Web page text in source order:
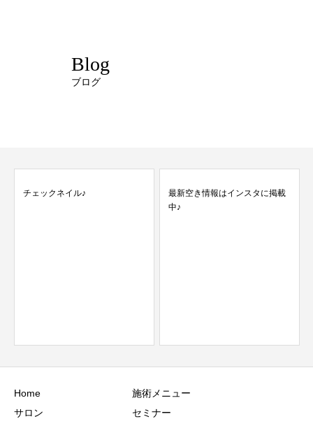
Blog
ブログ
チェックネイル♪
最新空き情報はインスタに掲載
中♪
Home
サロン
施術メニュー
セミナー